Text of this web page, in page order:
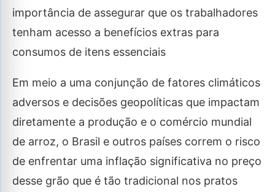
importância de assegurar que os trabalhadores
tenham acesso a benefícios extras para
consumos de itens essenciais
Em meio a uma conjunção de fatores climáticos
adversos e decisões geopolíticas que impactam
diretamente a produção e o comércio mundial
de arroz, o Brasil e outros países correm o risco
de enfrentar uma inflação significativa no preço
desse grão que é tão tradicional nos pratos